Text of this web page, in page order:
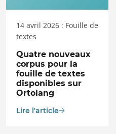
14 avril 2026 : Fouille de
textes
Quatre nouveaux
corpus pour la
fouille de textes
disponibles sur
Ortolang
Lire l'article